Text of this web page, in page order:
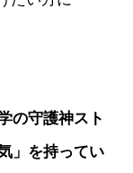
の守護神スト
」を持ってい